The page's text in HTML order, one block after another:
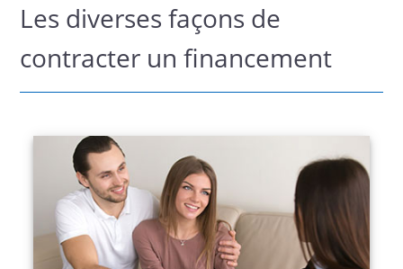
Les diverses façons de
contracter un financement